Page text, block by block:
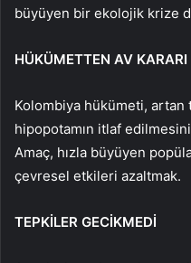
büyüyen bir ekolojik krize
HÜKÜMETTEN AV KARARI
Kolombiya hükümeti, artan
hipopotamın itlaf
Amaç, hızla büyüyen
çevresel etkileri azaltmak.
TEPKİLER GECİKMEDİ